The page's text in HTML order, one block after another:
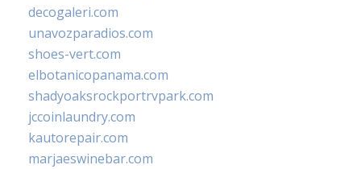
decogaleri.com
unavozparadios.com
shoes-vert.com
elbotanicopanama.com
shadyoaksrockportrvpark.com
jccoinlaundry.com
kautorepair.com
marjaeswinebar.com